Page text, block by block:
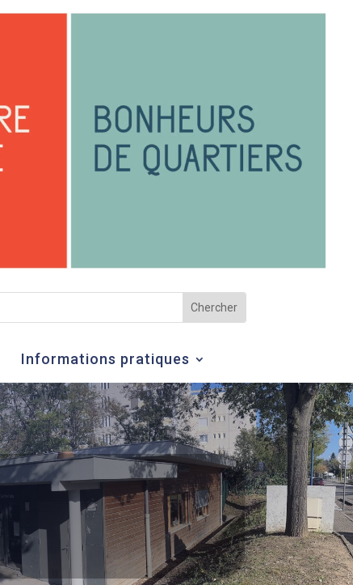
Informations pratiques